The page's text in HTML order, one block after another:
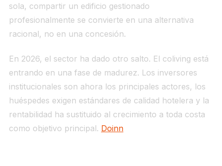
sola, compartir un edificio gestionado
profesionalmente se convierte en una alternativa
racional, no en una concesión.
En 2026, el sector ha dado otro salto. El coliving está
entrando en una fase de madurez. Los inversores
institucionales son ahora los principales actores, los
huéspedes exigen estándares de calidad hotelera y la
rentabilidad ha sustituido al crecimiento a toda costa
como objetivo principal. Doinn